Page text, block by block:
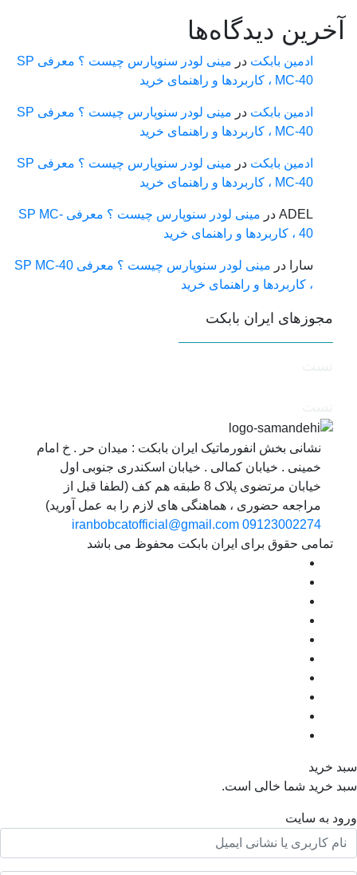
دیدگاه‌ها
ادمین بابکتدر
مینی لودر سنوپارس چیست ؟ معرفی SP
MC-40 ، کاربردها و راهنمای خرید
ادمین بابکتدر
مینی لودر سنوپارس چیست ؟ معرفی SP
MC-40 ، کاربردها و راهنمای خرید
ادمین بابکتدر
مینی لودر سنوپارس چیست ؟ معرفی SP
MC-40 ، کاربردها و راهنمای خرید
ADEL در
مینی لودر سنوپارس چیست ؟ معرفی SP MC-
در
مینی لودر سنوپارس چیست ؟ معرفی SP MC-40
، کاربردها و راهنمای خرید
ایران بابکت
نشانی بخش انفورماتیک ایران بابکت : میدان حر . خ امام
خمینی . خیابان کمالی . خیابان اسکندری جنوبی اول
خیابان مرتضوی پلاک 8 طبقه هم کف (لطفا قبل از
مراجعه حضوری ، هماهنگی های لازم را به عمل آورید)
09123002274
iranbobcatofficial@gmail.com
حقوق برای ایران بابکت محفوظ می باشد
شما خالی است.
سایت